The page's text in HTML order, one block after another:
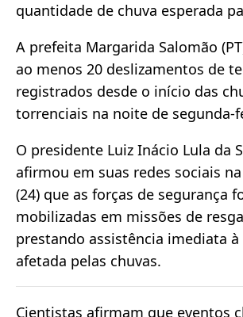
quantidade de chuva esperada
A prefeita Margarida Salomão
ao menos 20 deslizamentos de
registrados desde o início das
torrenciais na noite de segunda-
O presidente Luiz Inácio Lula da
afirmou em suas redes sociais
(24) que as forças de segurança
mobilizadas em missões de
prestando assistência imediata
afetada pelas chuvas.
Cientistas afirmam que eventos